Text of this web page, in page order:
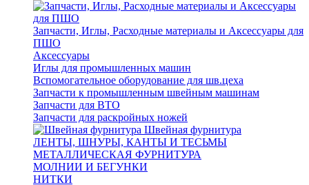
Запчасти, Иглы, Расходные материалы и Аксессуары для
ПШО
Аксессуары
Иглы для промышленных машин
Вспомогательное оборудование для шв.цеха
Запчасти к промышленным швейным машинам
Запчасти для ВТО
Запчасти для раскройных ножей
Швейная фурнитура
ЛЕНТЫ, ШНУРЫ, КАНТЫ И ТЕСЬМЫ
МЕТАЛЛИЧЕСКАЯ ФУРНИТУРА
МОЛНИИ И БЕГУНКИ
НИТКИ